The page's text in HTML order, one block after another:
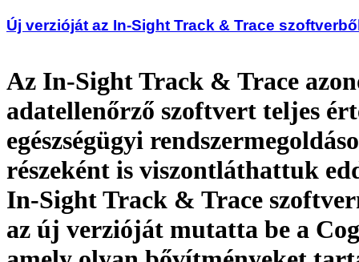
Új verzióját az In-Sight Track & Trace
Az In-Sight Track & Trace
adatellenőrző szoftvert teljes
egészségügyi
részeként is viszontláthattuk
In-Sight Track & Trace
az új verzióját mutatta be a